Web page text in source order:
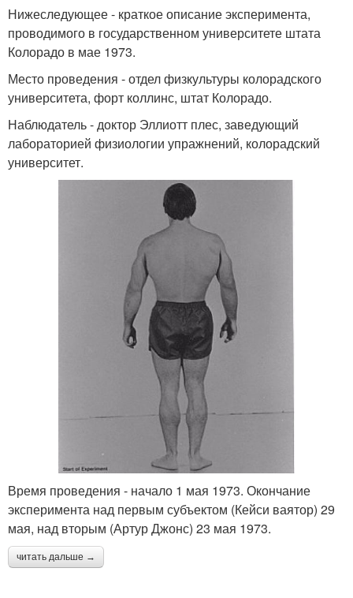
Нижеследующее - краткое описание эксперимента,
проводимого в государственном университете штата
Колорадо в мае 1973.
Место проведения - отдел физкультуры колорадского
университета, форт коллинс, штат Колорадо.
Наблюдатель - доктор Эллиотт плес, заведующий
лабораторией физиологии упражнений, колорадский
университет.
Время проведения - начало 1 мая 1973. Окончание
эксперимента над первым субъектом (Кейси ваятор) 29
мая, над вторым (Артур Джонс) 23 мая 1973.
читать дальше →